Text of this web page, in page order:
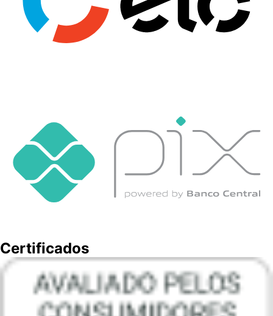
Certificados